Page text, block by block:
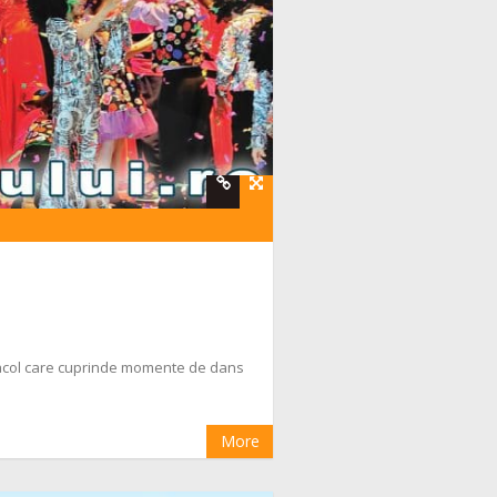
care cuprinde momente de dans
More